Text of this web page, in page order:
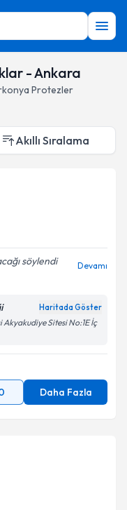
- Ankara
Protezler
Akıllı Sıralama
söylendi
Devamı
Haritada Göster
Sitesi No:1E İç
Daha Fazla